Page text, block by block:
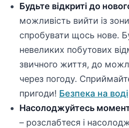
Будьте відкриті до
можливість вийти із
спробувати щось нове.
невеликих побутових
звичного життя, до
через погоду.
пригоди! Безпека на воді
Насолоджуйтесь
– розслабтеся і